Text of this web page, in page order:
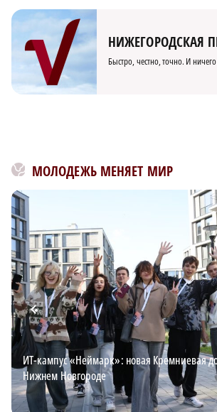
НИЖЕГОРОДСКАЯ
Быстро, честно, точно. И
МОЛОДЕЖЬ МЕНЯЕТ МИР
ИТ-кампус «Неймарк»: новая Кремниевая
Нижнем Новгороде